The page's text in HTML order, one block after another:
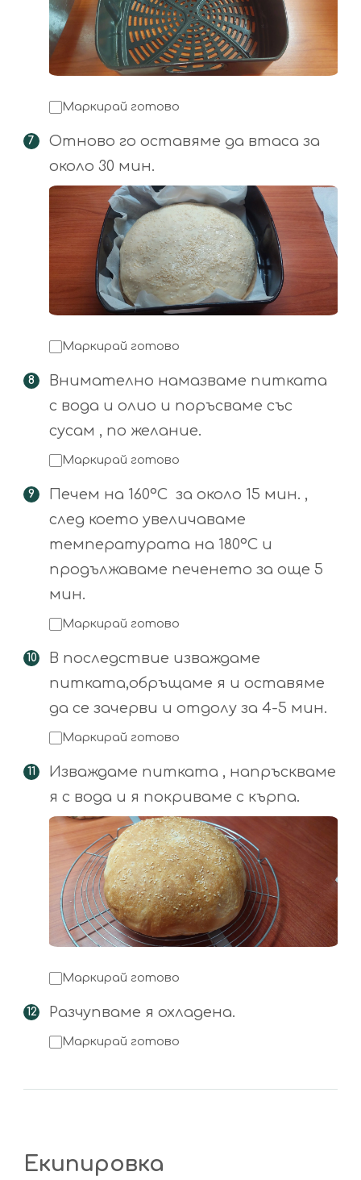
Маркирай готово
Отново го оставяме да втаса за
около 30 мин.
Маркирай готово
Внимателно намазваме питката
с вода и олио и поръсваме със
сусам , по желание.
Маркирай готово
Печем на 160°С за около 15 мин. ,
след което увеличаваме
температурата на 180°С и
продължаваме печенето за още 5
мин.
Маркирай готово
В последствие изваждаме
питката,обръщаме я и оставяме
да се зачерви и отдолу за 4-5 мин.
Маркирай готово
Изваждаме питката , напръскваме
я с вода и я покриваме с кърпа.
Маркирай готово
Разчупваме я охладена.
Маркирай готово
Екипировка